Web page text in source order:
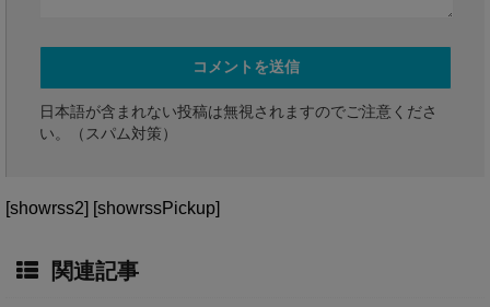
日本語が含まれない投稿は無視されますのでご注意くださ
い。（スパム対策）
[showrss2] [showrssPickup]
関連記事